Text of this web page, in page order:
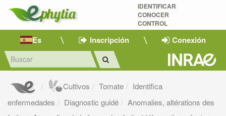
IDENTIFICAR
CONOCER
CONTROL
Es Inscripción Conexión
Cultivos Tomate
Identifica
enfermedades
Diagnostic guidé
Anomalies, altérations des